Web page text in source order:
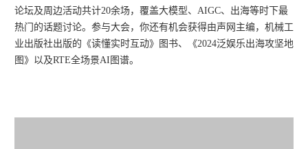
论坛及周边活动共计20余场，覆盖大模型、AIGC、出海等时下最
热门的话题讨论。参与大会，你还有机会获得由声网主编，机械工
业出版社出版的《读懂实时互动》图书、《2024泛娱乐出海攻坚地
图》以及RTE全场景AI图谱。